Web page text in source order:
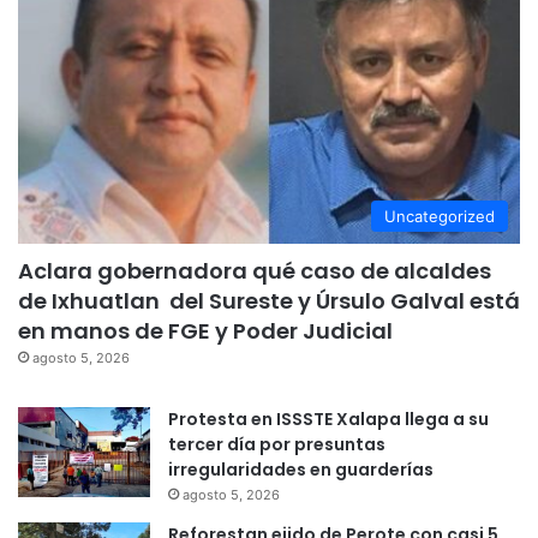
Uncategorized
Aclara gobernadora qué caso de alcaldes
de Ixhuatlan del Sureste y Úrsulo Galval está
en manos de FGE y Poder Judicial
agosto 5, 2026
Protesta en ISSSTE Xalapa llega a su
tercer día por presuntas
irregularidades en guarderías
agosto 5, 2026